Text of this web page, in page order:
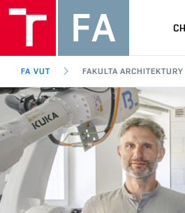
FA VUT FAKULTA ARCHITEKTURY